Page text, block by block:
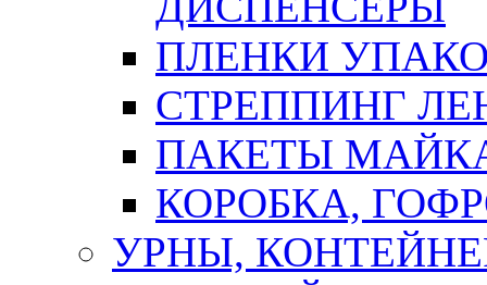
ПЛЕНКИ
СТРЕППИНГ
ПАКЕТЫ
КОРОБКА,
УРНЫ,